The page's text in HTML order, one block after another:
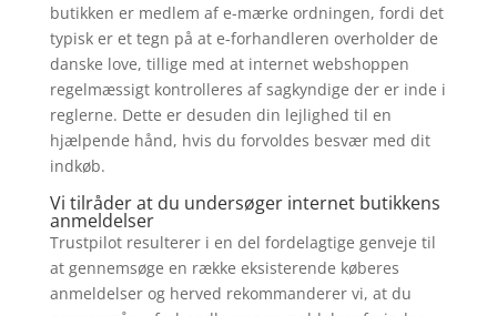
butikken er medlem af e-mærke ordningen, fordi det
typisk er et tegn på at e-forhandleren overholder de
danske love, tillige med at internet webshoppen
regelmæssigt kontrolleres af sagkyndige der er inde i
reglerne. Dette er desuden din lejlighed til en
hjælpende hånd, hvis du forvoldes besvær med dit
indkøb.
Vi tilråder at du undersøger internet butikkens
anmeldelser
Trustpilot resulterer i en del fordelagtige genveje til
at gennemsøge en række eksisterende køberes
anmeldelser og herved rekommanderer vi, at du